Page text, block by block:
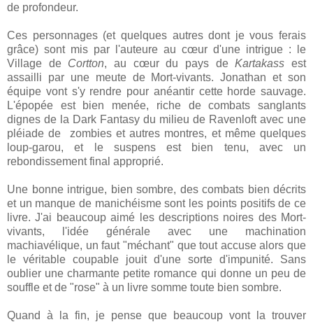
de profondeur.
Ces personnages (et quelques autres dont je vous ferais
grâce) sont mis par l'auteure au cœur d'une intrigue : le
Village de Cortton, au cœur du pays deKartakassest
assailli par une meute de Mort-vivants. Jonathan et son
équipe vont s'y rendre pour anéantir cette horde sauvage.
L'épopée est bien menée, riche de combats sanglants
dignes de la Dark Fantasy du milieu de Ravenloft avec une
pléiade de zombies et autres montres, et même quelques
loup-garou, et le suspens est bien tenu, avec un
rebondissement final approprié.
Une bonne intrigue, bien sombre, des combats bien décrits
et un manque de manichéisme sont les points positifs de ce
livre. J'ai beaucoup aimé les descriptions noires des Mort-
vivants, l'idée générale avec une machination
machiavélique, un faut "méchant" que tout accuse alors que
le véritable coupable jouit d'une sorte d'impunité. Sans
oublier une charmante petite romance qui donne un peu de
souffle et de "rose" à un livre somme toute bien sombre.
Quand à la fin, je pense que beaucoup vont la trouver